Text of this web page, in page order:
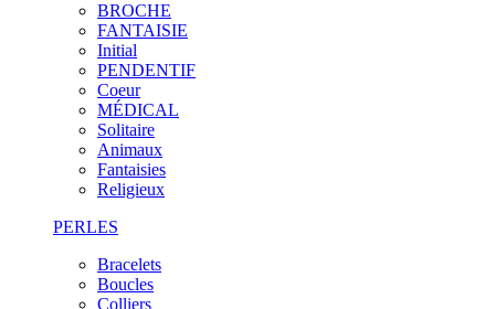
BROCHE
FANTAISIE
Initial
PENDENTIF
Coeur
MÉDICAL
Solitaire
Animaux
Fantaisies
Religieux
PERLES
Bracelets
Boucles
Colliers